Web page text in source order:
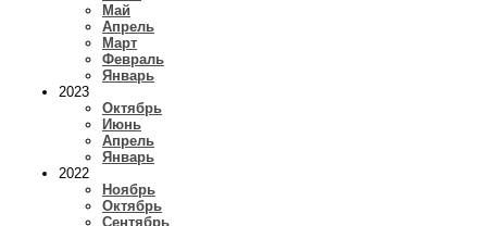
Май
Апрель
Март
Февраль
Январь
2023
Октябрь
Июнь
Апрель
Январь
2022
Ноябрь
Октябрь
Сентябрь